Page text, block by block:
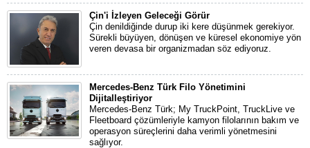
Çin'i İzleyen Geleceği Görür
Çin denildiğinde durup iki kere düşünmek gerekiyor.
Sürekli büyüyen, dönüşen ve küresel ekonomiye yön
veren devasa bir organizmadan söz ediyoruz.
Mercedes-Benz Türk Filo Yönetimini
Dijitalleştiriyor
Mercedes-Benz Türk; My TruckPoint, TruckLive ve
Fleetboard çözümleriyle kamyon filolarının bakım ve
operasyon süreçlerini daha verimli yönetmesini
sağlıyor.